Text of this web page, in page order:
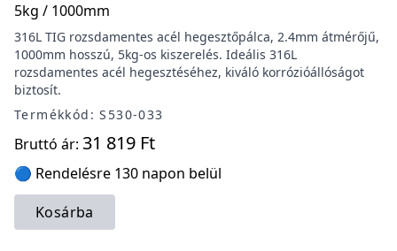
5kg / 1000mm
316L TIG rozsdamentes acél hegesztőpálca, 2.4mm átmérőjű,
1000mm hosszú, 5kg-os kiszerelés. Ideális 316L
rozsdamentes acél hegesztéséhez, kiváló korrózióállóságot
biztosít.
Termékkód: S530-033
Bruttó ár: 31 819 Ft
🔵 Rendelésre 130 napon belül
Kosárba